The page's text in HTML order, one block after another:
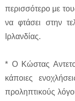
περισσότερο με
να φτάσει στην
Ιρλανδίας.
* Ο Κώστας
κάποιες
προληπτικούς